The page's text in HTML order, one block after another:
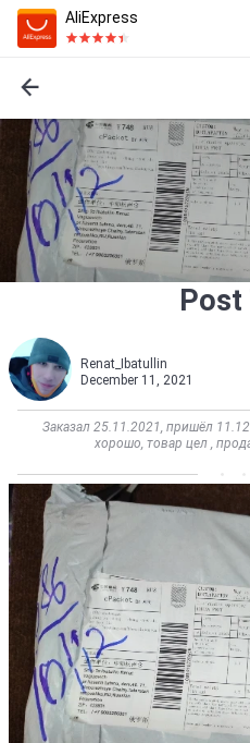
AliExpress
Post
Renat_Ibatullin
December 11, 2021
Заказал 25.11.2021, пришёл
хорошо, товар цел ,